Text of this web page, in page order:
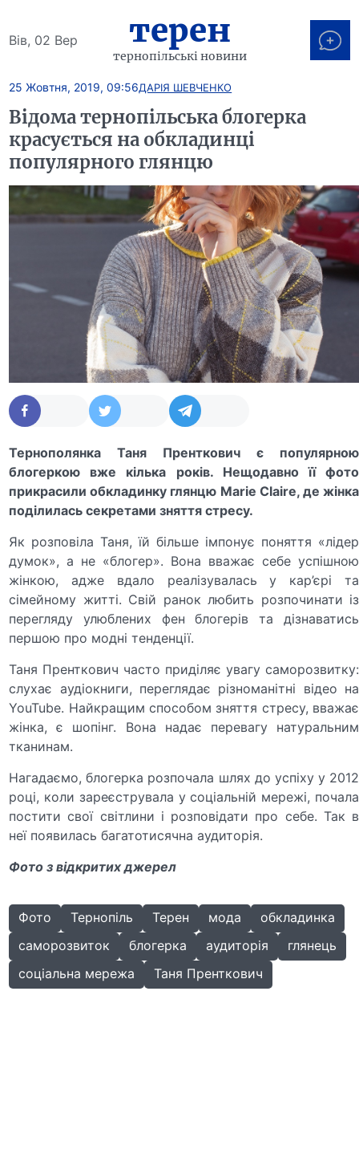
Вів, 02 Вер терен
тернопільські новини
25 Жовтня, 2019, 09:56ДАРІЯ ШЕВЧЕНКО
Відома тернопільська блогерка
красується на обкладинці
популярного глянцю
Тернополянка Таня Пренткович є популярною
блогеркою вже кілька років. Нещодавно її фото
прикрасили обкладинку глянцю Marie Clairе,де жінка
поділилась секретами зняття стресу.
Як розповіла Таня, їй більше імпонує поняття «лідер
думок», а не «блогер». Вона вважає себе успішною
жінкою, адже вдало реалізувалась у кар’єрі та
сімейному житті. Свій ранок любить розпочинати із
перегляду улюблених фен блогерів та дізнаватись
першою про модні тенденції.
Таня Пренткович часто приділяє увагу саморозвитку:
слухає аудіокниги, переглядає різноманітні відео на
YouTube. Найкращим способом зняття стресу, вважає
жінка, є шопінг. Вона надає перевагу натуральним
тканинам.
Нагадаємо, блогерка розпочала шлях до успіху у 2012
році, коли зареєструвала у соціальній мережі, почала
постити свої світлини і розповідати про себе. Так в
неї появилась багатотисячна аудиторія.
Фото з відкритих джерел
Фото Тернопіль Терен мода
обкладинка
саморозвиток
блогерка аудиторія
глянець
соціальна мережа
Таня Пренткович